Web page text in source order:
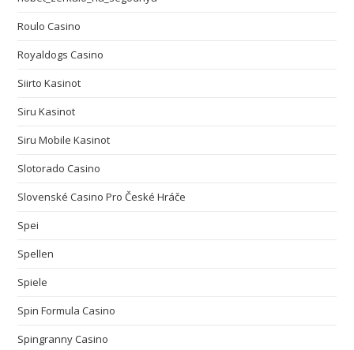
Roulo Casino
Royaldogs Casino
Siirto Kasinot
Siru Kasinot
Siru Mobile Kasinot
Slotorado Casino
Slovenské Casino Pro České Hráče
Spei
Spellen
Spiele
Spin Formula Casino
Spingranny Casino